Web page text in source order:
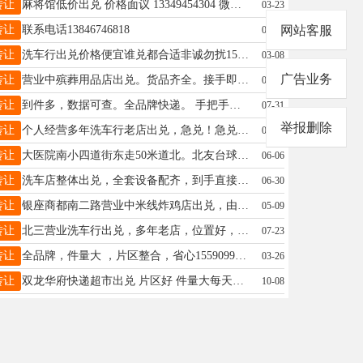
让 麻将馆低价出兑 价格面议 13349454304 微信同步 03-23
让 联系电话13846746818 01-24
让 洗车行出兑价格便宜谁兑都合适非诚勿扰15184564665 03-08
让 营业中殡葬用品店出兑。货品齐全。接手即可赚钱，联系电话13314558380 02-20
让 到件多，数据可查。全品牌快递。 手把手教，接手就赚钱。每月有稳定收入。诚心想干18697055522价格面议 07-31
让 个人经营多年洗车行老店出兑，急兑！急兑！电话15665021902 07-12
让 大医院南小四道街东走50米道北。北友台球会馆出兑。一二楼。249平。电话：13091569779 06-06
让 洗车店整体出兑，全套设备配齐，到手直接开店 经营，11个月房租，有意者详谈。电话 17504558221 06-30
让 银座商都南二路营业中米线炸鸡店出兑，由于本人去外地上班，现营业出兑，包教技术，也可空屋出兑，价格美丽，欢迎咨询，电话18614544350 05-09
让 北三营业洗车行出兑，多年老店，位置好，客源佳，老顾客多，无需养店，接手即可盈利，非诚勿扰，诚心出兑，正常营业中，9个月房租18645512416 07-23
让 全品牌，件量大 ，片区整合，省心15590998601 03-26
让 双龙华府快递超市出兑 片区好 件量大每天1200+ 发展空间大 有实力能吃苦想赚钱的来 电话15046580090 10-08
网站客服
广告业务
举报删除